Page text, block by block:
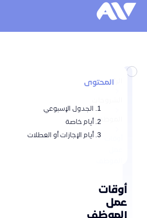
الرئيسية
الموظفين
أوقات
عمل
المحتوى
الجدول الإسبوعي
أيام خاصة
أيام الإجازات أو العطلات